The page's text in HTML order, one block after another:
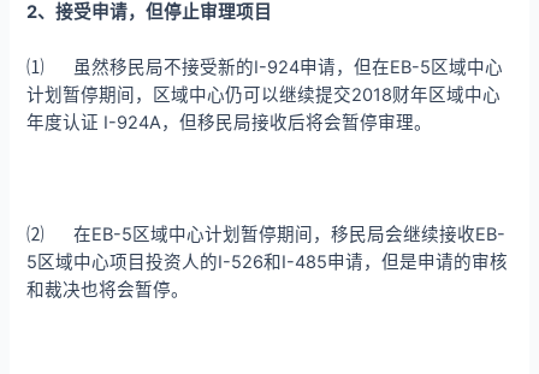
2、接受申请，但停止审理项目
⑴ 虽然移民局不接受新的I-924申请，但在EB-5区域中心
计划暂停期间，区域中心仍可以继续提交2018财年区域中心
年度认证 I-924A，但移民局接收后将会暂停审理。
⑵ 在EB-5区域中心计划暂停期间，移民局会继续接收EB-
5区域中心项目投资人的I-526和I-485申请，但是申请的审核
和裁决也将会暂停。